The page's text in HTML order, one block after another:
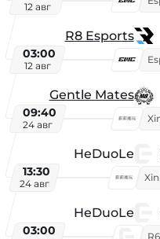
12 авг
R8 Esports
03:00
12 авг
Gentle Mates
09:40
24 авг
HeDuoLe
13:30
24 авг
HeDuoLe
03:00